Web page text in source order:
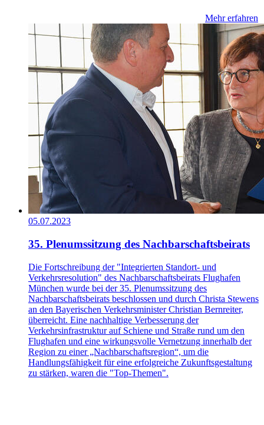
Mehr erfahren
05.07.2023
35. Plenumssitzung des Nachbarschaftsbeirats
Die Fortschreibung der "Integrierten Standort- und
Verkehrsresolution" des Nachbarschaftsbeirats Flughafen
München wurde bei der 35. Plenumssitzung des
Nachbarschaftsbeirats beschlossen und durch Christa Stewens
an den Bayerischen Verkehrsminister Christian Bernreiter,
überreicht. Eine nachhaltige Verbesserung der
Verkehrsinfrastruktur auf Schiene und Straße rund um den
Flughafen und eine wirkungsvolle Vernetzung innerhalb der
Region zu einer „Nachbarschaftsregion“, um die
Handlungsfähigkeit für eine erfolgreiche Zukunftsgestaltung
zu stärken, waren die "Top-Themen".